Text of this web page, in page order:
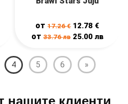
от17.26€ 12.78 €
от 33.76лв 25.00 лв
4 5 6 »
нашите клиенти